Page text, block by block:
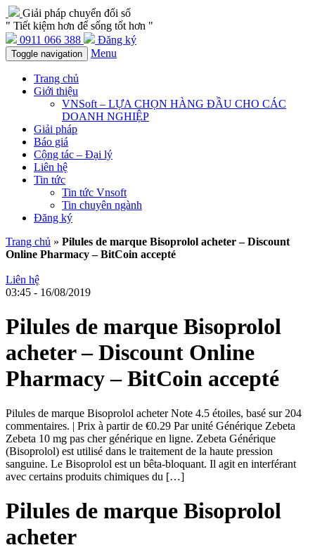
Giải pháp chuyển đổi số
" Tiết kiệm hơn để sống tốt hơn "
0911 066 388
Đăng ký
Toggle navigation Menu
Trang chủ
Giới thiệu
VNSoft – LỰA CHỌN HÀNG ĐẦU CHO CÁC
DOANH NGHIỆP
Giải pháp
Báo giá
Cộng tác – Đại lý
Liên hệ
Tin tức
Tin tức Vnsoft
Tin chuyên ngành
Đăng ký
Trang chủ » Pilules de marque Bisoprolol acheter – Discount
Online Pharmacy – BitCoin accepté
Liên hệ
03:45 - 16/08/2019
Pilules de marque Bisoprolol
acheter – Discount Online
Pharmacy – BitCoin accepté
Pilules de marque Bisoprolol acheter Note 4.5 étoiles, basé sur 204
commentaires. | Prix à partir de €0.29 Par unité Générique Zebeta
Zebeta 10 mg pas cher générique en ligne. Zebeta Générique
(Bisoprolol) est utilisé dans le traitement de la haute pression
sanguine. Le Bisoprolol est un bêta-bloquant. Il agit en interférant
avec certains produits chimiques du […]
Pilules de marque Bisoprolol
acheter